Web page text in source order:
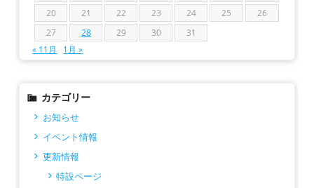
20
21 22 23 24 25
26
27
28 29 30
31
« 11月
1月 »
カテゴリー
お知らせ
イベント情報
更新情報
特設ページ